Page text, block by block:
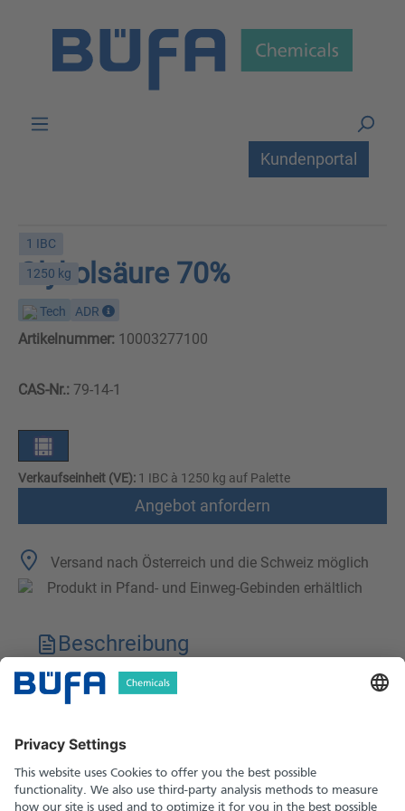
Kundenportal
1 IBC
1250 kg
Glykolsäure 70%
Tech ADR
Artikelnummer: 10003277100
CAS-Nr.: 79-14-1
Verkaufseinheit (VE): 1 IBC à 1250 kg auf Palette
Angebot anfordern
Versand nach Österreich und die Schweiz möglich
Produkt in Pfand- und Einweg-Gebinden erhältlich
Beschreibung
Technische Merkmale
Sicherheitshinweise